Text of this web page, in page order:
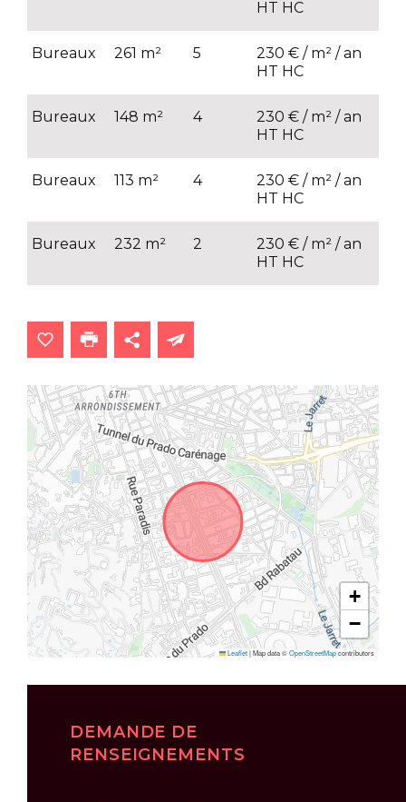
HT HC
Bureaux 261 m² 5
230 € / m² / an
HT HC
Bureaux 148 m² 4
230 € / m² / an
HT HC
Bureaux 113 m² 4
230 € / m² / an
HT HC
Bureaux 232 m² 2
230 € / m² / an
HT HC
+
−
Leaflet|Map data ©OpenStreetMapcontributors
DEMANDE DE
RENSEIGNEMENTS